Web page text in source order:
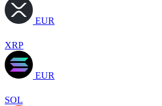
EUR
XRP
EUR
SOL